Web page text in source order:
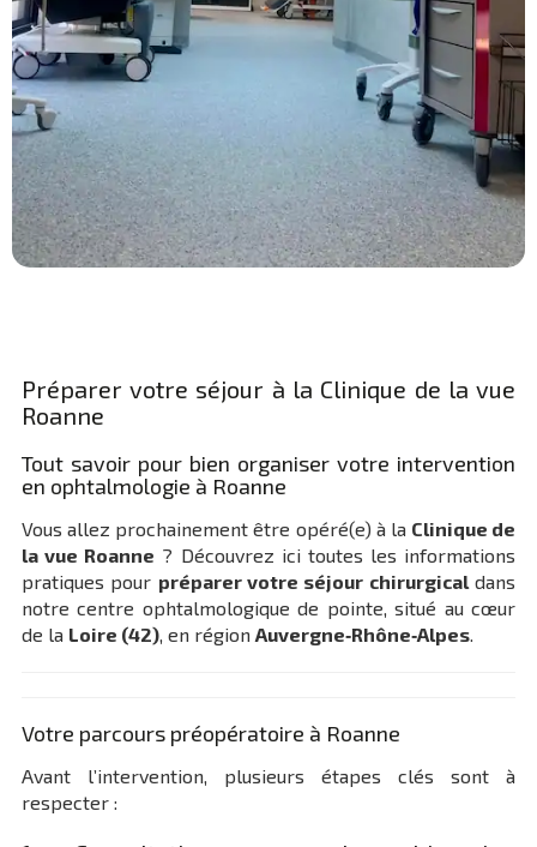
Préparer votre séjour à la Clinique de la vue
Roanne
Tout savoir pour bien organiser votre intervention
en ophtalmologie à Roanne
Vous allez prochainement être opéré(e) à la Clinique de
la vue Roanne ? Découvrez ici toutes les informations
pratiques pour préparer votre séjour chirurgical dans
notre centre ophtalmologique de pointe, situé au cœur
de la Loire (42), en région Auvergne‑Rhône‑Alpes.
Votre parcours préopératoire à Roanne
Avant l’intervention, plusieurs étapes clés sont à
respecter :